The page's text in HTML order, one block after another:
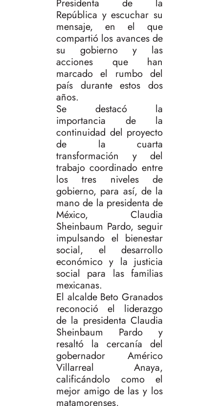
Presidenta de la
República y escuchar su
mensaje, en el que
compartió los avances de
su gobierno y las
acciones que han
marcado el rumbo del
país durante estos dos
años.
Se destacó la
importancia de la
continuidad del proyecto
de la cuarta
transformación y del
trabajo coordinado entre
los tres niveles de
gobierno, para así, de la
mano de la presidenta de
México, Claudia
Sheinbaum Pardo, seguir
impulsando el bienestar
social, el desarrollo
económico y la justicia
social para las familias
mexicanas.
El alcalde Beto Granados
reconoció el liderazgo
de la presidenta Claudia
Sheinbaum Pardo y
resaltó la cercanía del
gobernador Américo
Villarreal Anaya,
calificándolo como el
mejor amigo de las y los
matamorenses,